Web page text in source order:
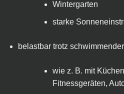
Wintergarten
starke
belastbar trotz
wie z. B. mit
Fitnessgeräten,